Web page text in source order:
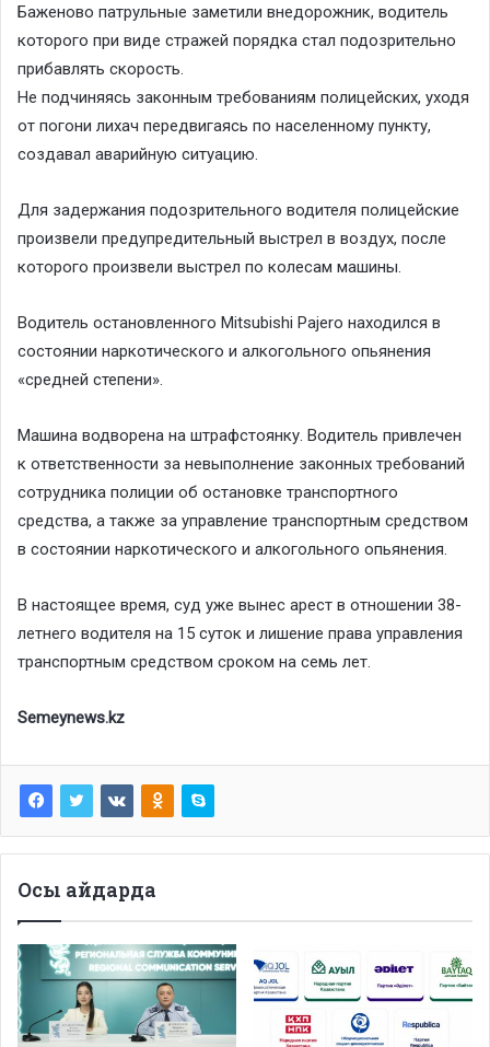
Баженово патрульные заметили внедорожник, водитель
которого при виде стражей порядка стал подозрительно
прибавлять скорость.
Не подчиняясь законным требованиям полицейских, уходя
от погони лихач передвигаясь по населенному пункту,
создавал аварийную ситуацию.
Для задержания подозрительного водителя полицейские
произвели предупредительный выстрел в воздух, после
которого произвели выстрел по колесам машины.
Водитель остановленного Mitsubishi Pajero находился в
состоянии наркотического и алкогольного опьянения
«средней степени».
Машина водворена на штрафстоянку. Водитель привлечен
к ответственности за невыполнение законных требований
сотрудника полиции об остановке транспортного
средства, а также за управление транспортным средством
в состоянии наркотического и алкогольного опьянения.
В настоящее время, суд уже вынес арест в отношении 38-
летнего водителя на 15 суток и лишение права управления
транспортным средством сроком на семь лет.
Semeynews.kz
Осы айдарда